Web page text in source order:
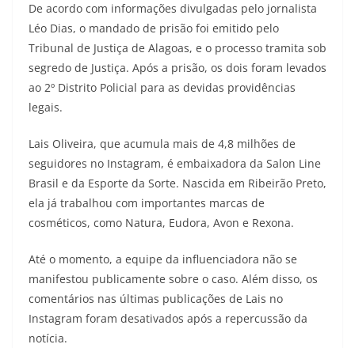
De acordo com informações divulgadas pelo jornalista
Léo Dias, o mandado de prisão foi emitido pelo
Tribunal de Justiça de Alagoas, e o processo tramita sob
segredo de Justiça. Após a prisão, os dois foram levados
ao 2º Distrito Policial para as devidas providências
legais.
Lais Oliveira, que acumula mais de 4,8 milhões de
seguidores no Instagram, é embaixadora da Salon Line
Brasil e da Esporte da Sorte. Nascida em Ribeirão Preto,
ela já trabalhou com importantes marcas de
cosméticos, como Natura, Eudora, Avon e Rexona.
Até o momento, a equipe da influenciadora não se
manifestou publicamente sobre o caso. Além disso, os
comentários nas últimas publicações de Lais no
Instagram foram desativados após a repercussão da
notícia.